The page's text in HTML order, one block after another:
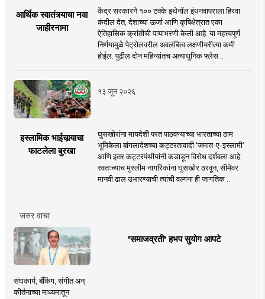
आर्थिक स्वातंत्र्याचा नवा
जाहीरनामा
केंद्र सरकारने १०० टक्के इथेनॉल इंधनवापराला हिरवा
कंदील देत, देशाच्या ऊर्जा आणि कृषिक्षेत्रात एका
ऐतिहासिक क्रांतीची पायाभरणी केली आहे. या महत्त्वपूर्ण
निर्णयामुळे पेट्रोलवरील अवलंबित्व लक्षणीयरीत्या कमी
होईल. पुढील दोन महिन्यांतच अत्याधुनिक फ्लेस ..
१३ जून २०२६
इस्लामिक भाईचार्‍याचा
फाटलेला बुरखा
घुसखोरांना मायदेशी परत पाठवण्याच्या भारताच्या ठाम
भूमिकेला बांगलादेशच्या कट्टरतावादी ‘जमात-ए-इस्लामी’
आणि इतर कट्टरपंथीयांनी कडाडून विरोध दर्शवला आहे.
स्वतःच्याच मुस्लीम नागरिकांना घुसखोर ठरवून, सीमेवर
मानवी ढाल उभारण्याची त्यांची वल्गना ही जागतिक ..
जरुर वाचा
'समाजव्रती' हभप सुयोग आपटे
संघकार्य, बँकिंग, संगीत अन्
कीर्तनाच्या माध्यमातून